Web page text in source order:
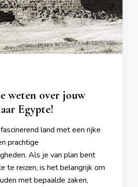
weten over jouw
Egypte!
land met een rijke
prachtige
Als je van plan bent
te reizen, is het belangrijk om
met bepaalde zaken,